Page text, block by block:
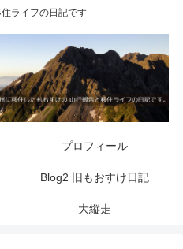
ライフの日記です
プロフィール
Blog2 旧もおすけ日記
大縦走